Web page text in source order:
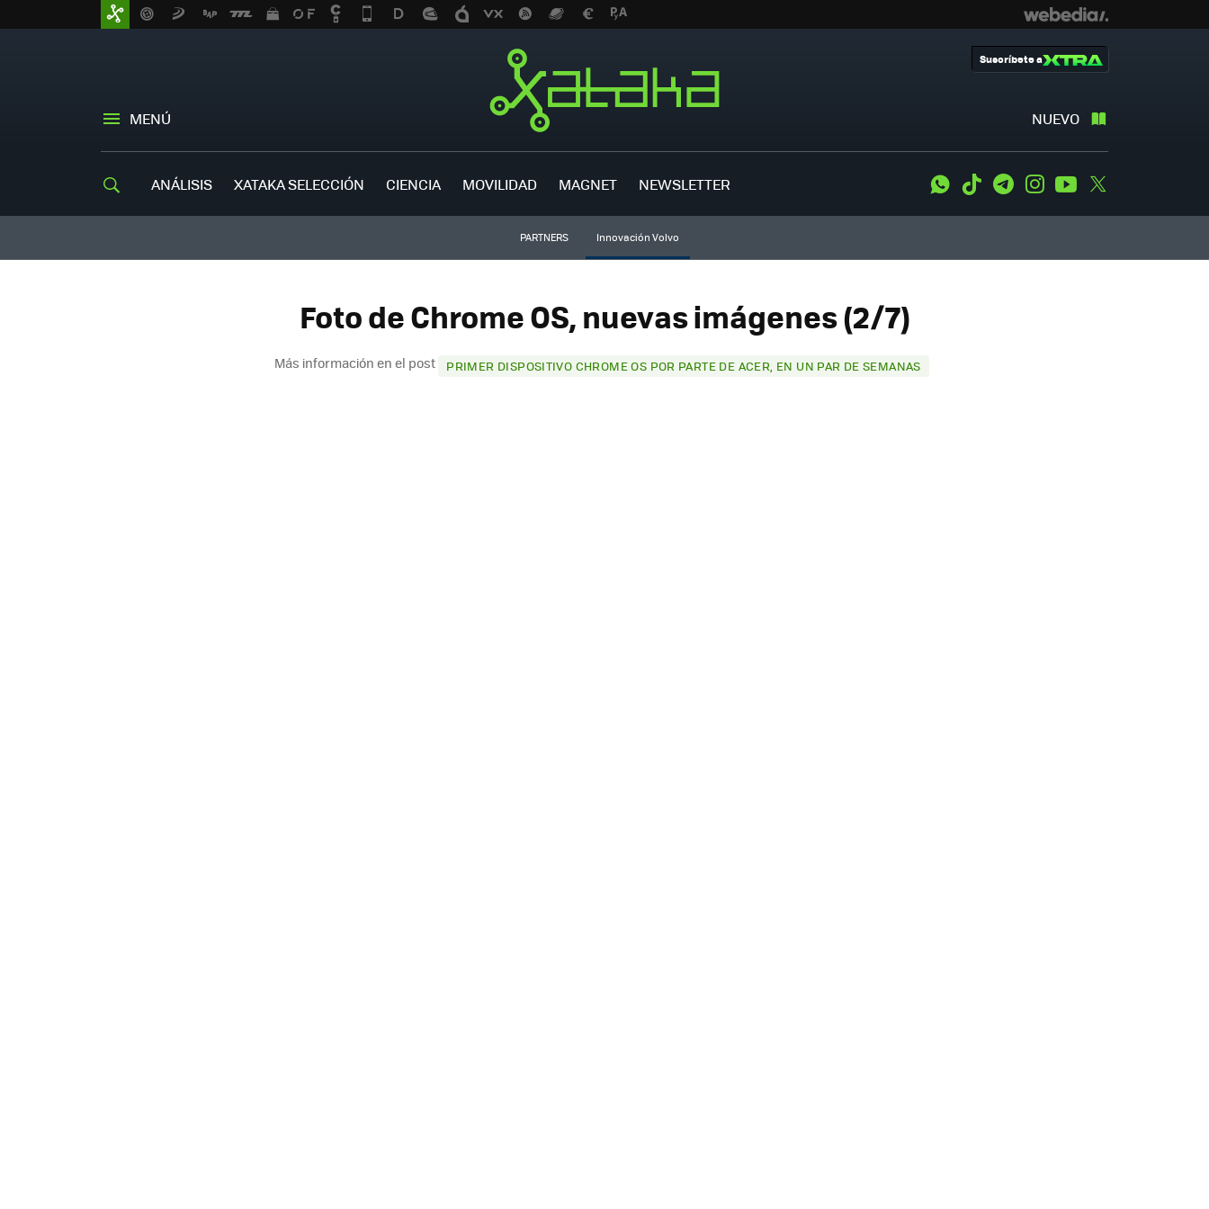
MENÚ NUEVO
Suscríbete a
ANÁLISIS XATAKA SELECCIÓN CIENCIA MOVILIDAD MAGNET NEWSLETTER WhatsApp
Tiktok TelegramInstagramYoutube
PARTNERS Innovación Volvo
Foto de Chrome OS, nuevas imágenes (2/7)
Más información en el post PRIMER DISPOSITIVO CHROME OS POR PARTE DE ACER, EN UN PAR DE SEMANAS